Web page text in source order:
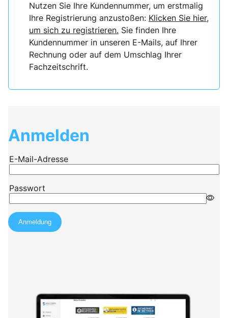
Nutzen Sie Ihre Kundennummer, um erstmalig
Ihre Registrierung anzustoßen: Klicken Sie hier,
um sich zu registrieren. Sie finden Ihre
Kundennummer in unseren E-Mails, auf Ihrer
Rechnung oder auf dem Umschlag Ihrer
Fachzeitschrift.
Anmelden